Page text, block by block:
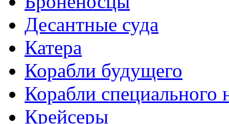
Десантные суда
Катера
Корабли будущего
Корабли специального
Крейсеры